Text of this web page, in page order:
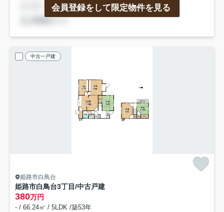
会員登録をして限定物件を見る
中古一戸建
姫路市白鳥台
姫路市白鳥台3丁目/中古戸建
380万円
- / 66.24㎡ / 5LDK /築53年